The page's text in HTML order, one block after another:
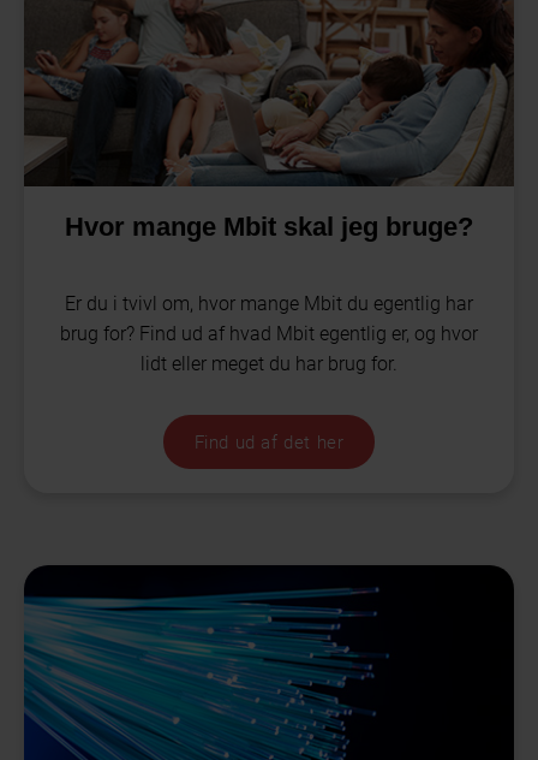
Hvor mange Mbit skal jeg bruge?
Er du i tvivl om, hvor mange Mbit du egentlig har
brug for? Find ud af hvad Mbit egentlig er, og hvor
lidt eller meget du har brug for.
Find ud af det her